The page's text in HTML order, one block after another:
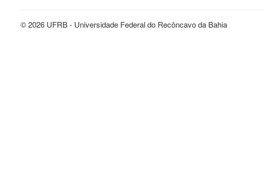
© 2026 UFRB - Universidade Federal do Recôncavo da Bahia